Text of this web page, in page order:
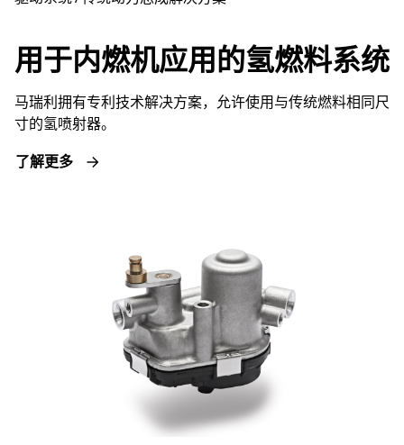
用于内燃机应用的氢燃料系统
马瑞利拥有专利技术解决方案，允许使用与传统燃料相同尺
寸的氢喷射器。
了解更多